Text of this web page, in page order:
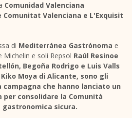
Comunidad Valenciana
Comunitat Valenciana e L'Exquisit
di Mediterránea Gastrónoma e
Michelin e soli Repsol Raúl Resinoe
Begoña Rodrigo e Luis Valls
Kiko Moya di Alicante, sono gli
che hanno lanciato un
per consolidare la Comunità
sicura.